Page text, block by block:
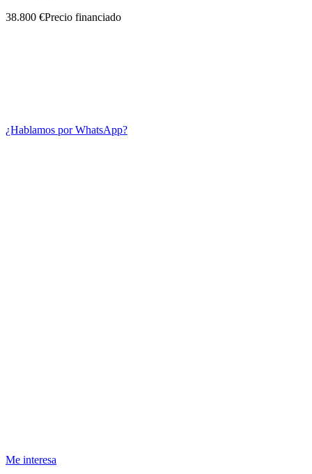
38.800 €Precio financiado
¿Hablamos por WhatsApp?
Me interesa